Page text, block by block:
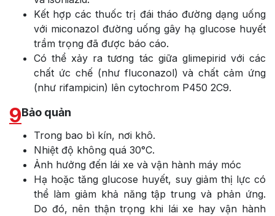
Kết hợp các thuốc trị đái tháo đường dạng uống
với miconazol đường uống gây hạ glucose huyết
trầm trọng đã được báo cáo.
Có thể xảy ra tương tác giữa glimepirid với các
chất ức chế (như fluconazol) và chất cảm ứng
(như rifampicin) lên cytochrom P450 2C9.
9Bảo quản
Trong bao bì kín, nơi khô.
Nhiệt độ không quá 30°C.
Ảnh hưởng đến lái xe và vận hành máy móc
Hạ hoặc tăng glucose huyết, suy giảm thị lực có
thể làm giảm khả năng tập trung và phản ứng.
Do đó, nên thận trọng khi lái xe hay vận hành